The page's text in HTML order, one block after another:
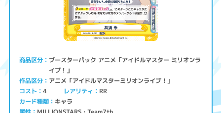
商品区分 ブースターパック アニメ「アイドルマスター ミリオンラ
イブ！」
作品区分 アニメ「アイドルマスターミリオンライブ！」
コスト 4 レアリティ RR
カード種類 キャラ